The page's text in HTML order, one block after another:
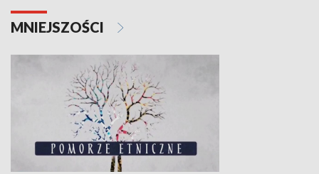
MNIEJSZOŚCI